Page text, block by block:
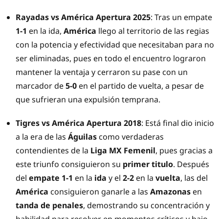
Rayadas vs América Apertura 2025: Tras un empate
1-1 en la ida, América llego al territorio de las regias
con la potencia y efectividad que necesitaban para no
ser eliminadas, pues en todo el encuentro lograron
mantener la ventaja y cerraron su pase con un
marcador de5-0 en el partido de vuelta, a pesar de
que sufrieran una expulsión temprana.
Tigres vs América Apertura 2018: Está final dio inicio
a la era de las Águilas como verdaderas
contendientes de la Liga MX Femenil, pues gracias a
este triunfo consiguieron su primer titulo. Después
del empate 1-1 en la ida y el 2-2 en la vuelta, las del
América consiguieron ganarle a las Amazonas en
tanda de penales, demostrando su concentración y